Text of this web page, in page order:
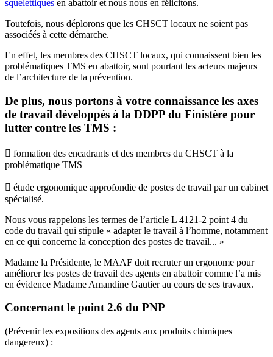
squelettiques en abattoir et nous nous en félicitons.
Toutefois, nous déplorons que les CHSCT locaux ne soient pas
associéés à cette démarche.
En effet, les membres des CHSCT locaux, qui connaissent bien les
problématiques TMS en abattoir, sont pourtant les acteurs majeurs
de l’architecture de la prévention.
De plus, nous portons à votre connaissance les axes
de travail développés à la DDPP du Finistère pour
lutter contre les TMS :
 formation des encadrants et des membres du CHSCT à la
problématique TMS
 étude ergonomique approfondie de postes de travail par un cabinet
spécialisé.
Nous vous rappelons les termes de l’article L 4121-2 point 4 du
code du travail qui stipule « adapter le travail à l’homme, notamment
en ce qui concerne la conception des postes de travail... »
Madame la Présidente, le MAAF doit recruter un ergonome pour
améliorer les postes de travail des agents en abattoir comme l’a mis
en évidence Madame Amandine Gautier au cours de ses travaux.
Concernant le point 2.6 du PNP
(Prévenir les expositions des agents aux produits chimiques
dangereux) :